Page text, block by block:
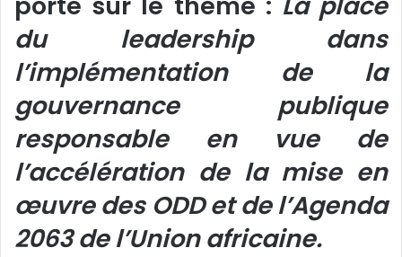
du leadership dans
l’implémentation de la
gouvernance publique
responsable en vue de
l’accélération de la mise en
œuvre des ODD et de l’Agenda
2063 de l’Union africaine.